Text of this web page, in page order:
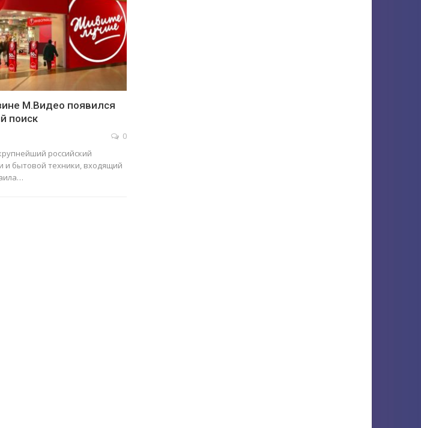
М.Видео появился
поиск
0
российский
и бытовой техники, входящий